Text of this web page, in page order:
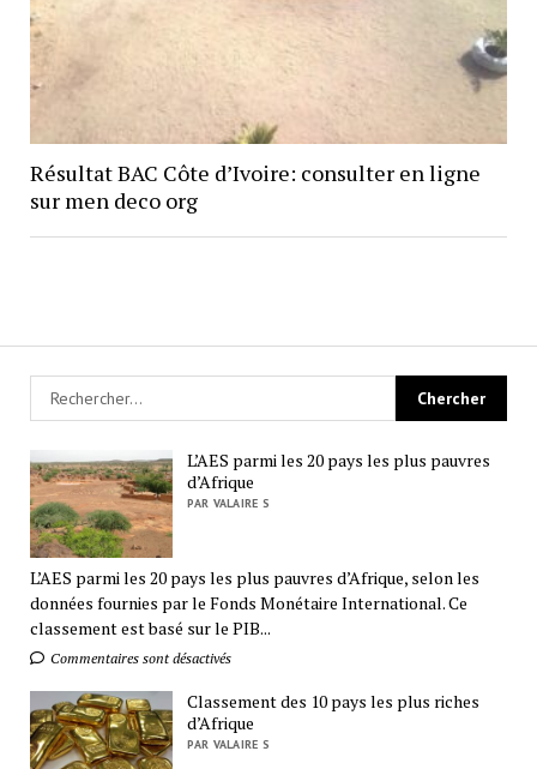
Résultat BAC Côte d’Ivoire: consulter en ligne
sur men deco org
L’AES parmi les 20 pays les plus pauvres
d’Afrique
PAR VALAIRE S
L’AES parmi les 20 pays les plus pauvres d’Afrique, selon les
données fournies par le Fonds Monétaire International. Ce
classement est basé sur le PIB...
Commentaires sont désactivés
Classement des 10 pays les plus riches
d’Afrique
PAR VALAIRE S